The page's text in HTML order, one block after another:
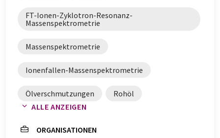
FT-Ionen-Zyklotron-Resonanz-
Massenspektrometrie
Massenspektrometrie
Ionenfallen-Massenspektrometrie
Ölverschmutzungen
Rohöl
ALLE ANZEIGEN
ORGANISATIONEN